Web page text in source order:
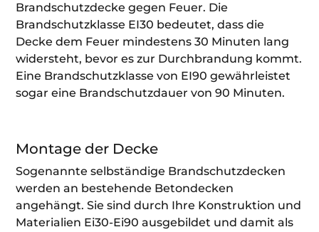
Brandschutzdecke gegen Feuer. Die
Brandschutzklasse EI30 bedeutet, dass die
Decke dem Feuer mindestens 30 Minuten lang
widersteht, bevor es zur Durchbrandung kommt.
Eine Brandschutzklasse von EI90 gewährleistet
sogar eine Brandschutzdauer von 90 Minuten.
Montage der Decke
Sogenannte selbständige Brandschutzdecken
werden an bestehende Betondecken
angehängt. Sie sind durch Ihre Konstruktion und
Materialien Ei30-Ei90 ausgebildet und damit als